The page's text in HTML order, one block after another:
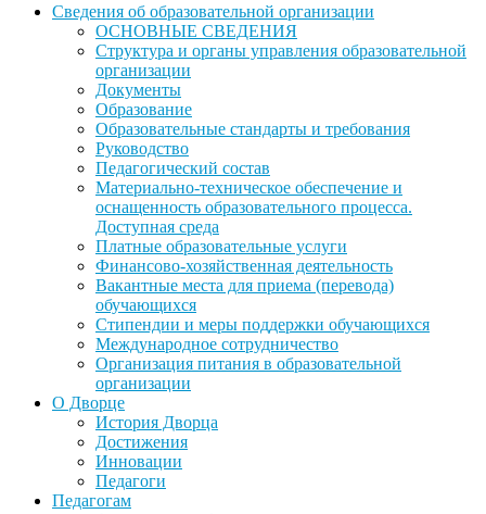
Сведения об образовательной организации
ОСНОВНЫЕ СВЕДЕНИЯ
Структура и органы управления образовательной
организации
Документы
Образование
Образовательные стандарты и требования
Руководство
Педагогический состав
Материально-техническое обеспечение и
оснащенность образовательного процесса.
Доступная среда
Платные образовательные услуги
Финансово-хозяйственная деятельность
Вакантные места для приема (перевода)
обучающихся
Стипендии и меры поддержки обучающихся
Международное сотрудничество
Организация питания в образовательной
организации
О Дворце
История Дворца
Достижения
Инновации
Педагоги
Педагогам